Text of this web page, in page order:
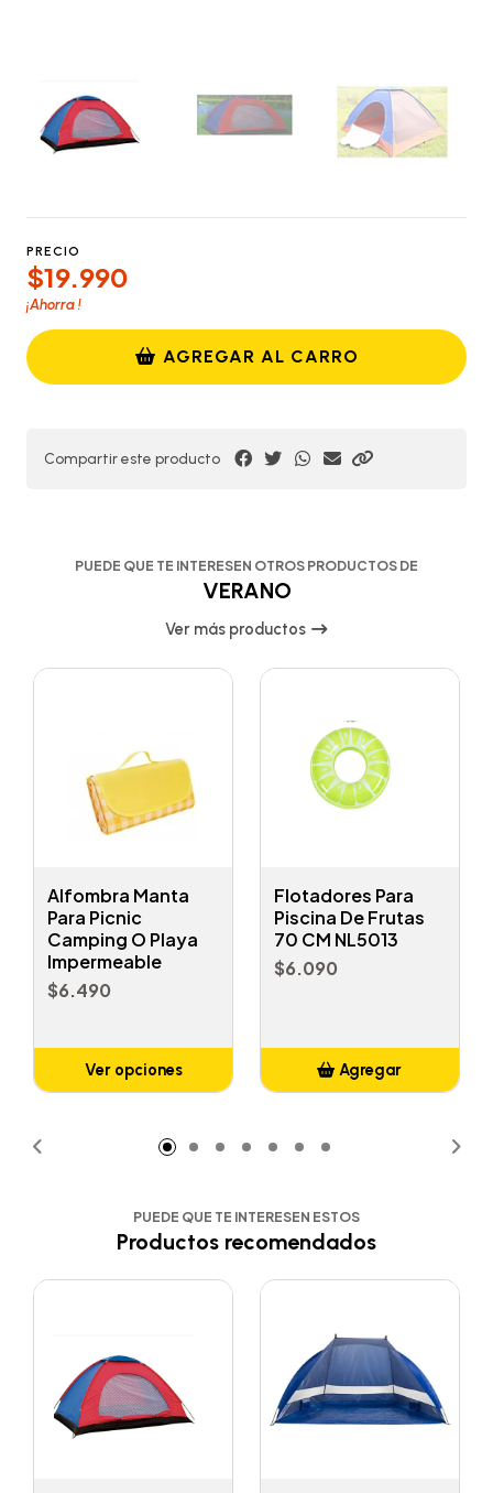
PRECIO
$19.990
¡Ahorra!
AGREGAR AL CARRO
Compartir este producto
PUEDE QUE TE INTERESEN OTROS PRODUCTOS DE
VERANO
Ver más productos
Alfombra Manta
Para Picnic
Camping O Playa
Impermeable
$6.490
Ver opciones
Flotadores Para
Piscina De Frutas
70 CM NL5013
$6.090
Agregar
PUEDE QUE TE INTERESEN ESTOS
Productos recomendados